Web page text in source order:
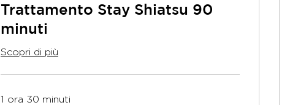
Trattamento Stay Shiatsu 90
minuti
Scopri di più
1 ora 30 minuti